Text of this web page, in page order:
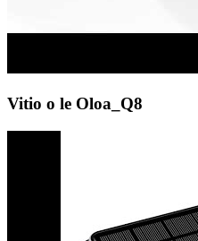
Vitio o le Oloa_Q8